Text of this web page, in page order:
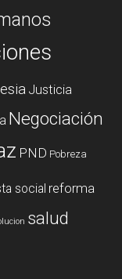
Justicia
Negociación
PND Pobreza
social reforma
salud